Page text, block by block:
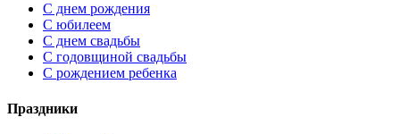
С днем рождения
С юбилеем
С днем свадьбы
С годовщиной свадьбы
С рождением ребенка
Праздники